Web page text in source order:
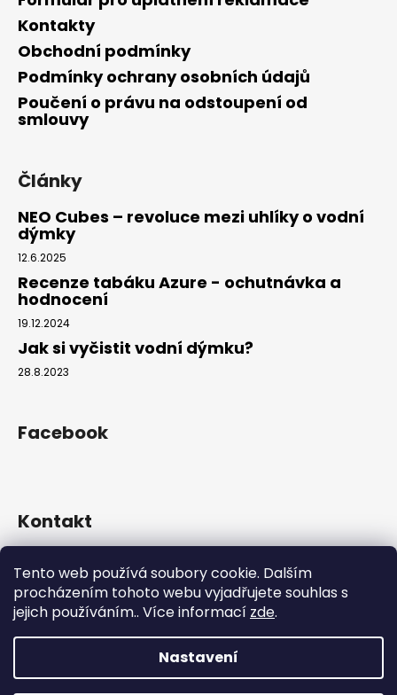
Tento web používá soubory cookie. Dalším
procházením tohoto webu vyjadřujete souhlas s
jejich používáním.. Více informací zde.
Nastavení
Kontakty
Obchodní podmínky
Podmínky ochrany osobních údajů
Poučení o právu na odstoupení od
smlouvy
Články
NEO Cubes – revoluce mezi uhlíky o vodní
dýmky
12.6.2025
Recenze tabáku Azure - ochutnávka a
hodnocení
19.12.2024
Jak si vyčistit vodní dýmku?
28.8.2023
Facebook
Kontakt
+420 739 522 572
hookah_gang.cz/